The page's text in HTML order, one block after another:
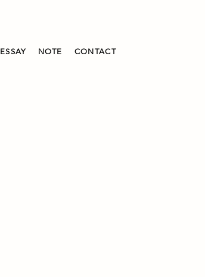
ESSAY NOTE CONTACT